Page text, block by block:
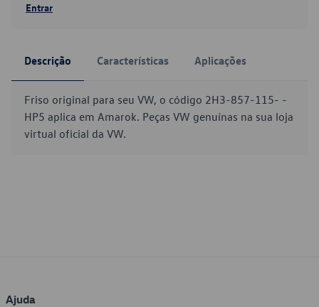
Entrar
Descrição Características Aplicações
Friso original para seu VW, o código 2H3-857-115- -
HP5 aplica em Amarok. Peças VW genuínas na sua loja
virtual oficial da VW.
Ajuda